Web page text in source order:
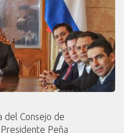
del Consejo de
Peña